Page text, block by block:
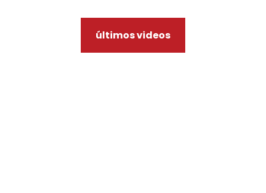
últimos videos